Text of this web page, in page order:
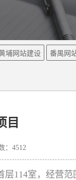
埔网站建设 番禺网
目
：4512
114室，经营